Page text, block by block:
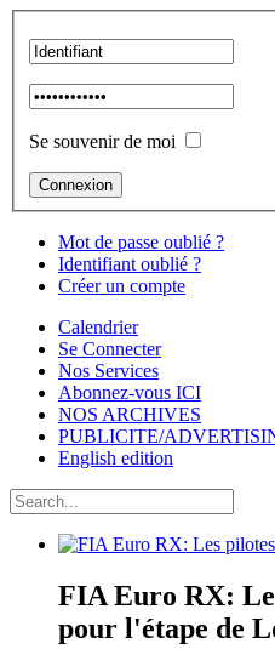
Se souvenir de moi
Mot de passe oublié ?
Identifiant oublié ?
Créer un compte
Calendrier
Se Connecter
Nos Services
Abonnez-vous ICI
NOS ARCHIVES
PUBLICITE/
English edition
FIA Euro RX:
pour l'étape de